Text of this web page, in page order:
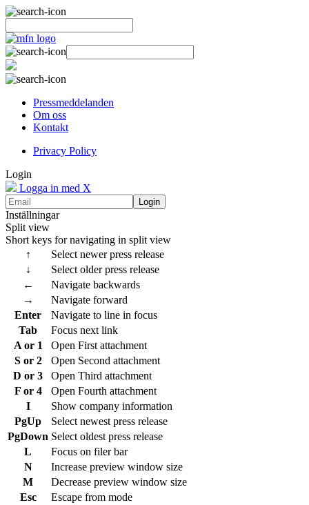
Pressmeddelanden
Om oss
Kontakt
Privacy Policy
Login
Logga in med X
Login
Inställningar
Split view
Short keys for navigating in split view
↑
Select newer press release
↓
Select older press release
←
Navigate backwards
→
Navigate forward
Enter
Navigate to line in focus
Tab
Focus next link
A or 1
Open First attachment
S or 2
Open Second attachment
D or 3
Open Third attachment
F or 4
Open Fourth attachment
I
Show company information
PgUp
Select newest press release
PgDown Select oldest press release
L
Focus on filer bar
N
Increase preview window size
M
Decrease preview window size
Esc
Escape from mode